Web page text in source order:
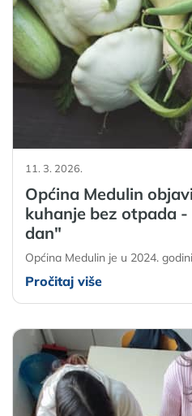
11. 3. 2026.
Općina Medulin
kuhanje bez otpada
dan"
Općina Medulin je u 2024.
Pročitaj više